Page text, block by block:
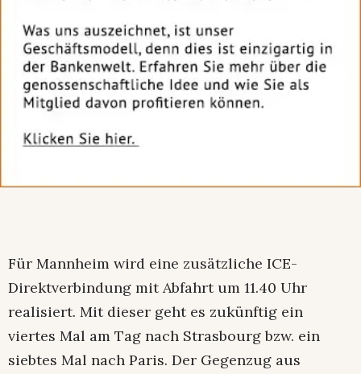
Für Mannheim wird eine zusätzliche ICE-
Direktverbindung mit Abfahrt um 11.40 Uhr
realisiert. Mit dieser geht es zukünftig ein
viertes Mal am Tag nach Strasbourg bzw. ein
siebtes Mal nach Paris. Der Gegenzug aus